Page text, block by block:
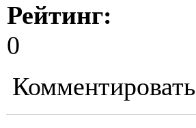
Рейтинг:
0
Комментировать